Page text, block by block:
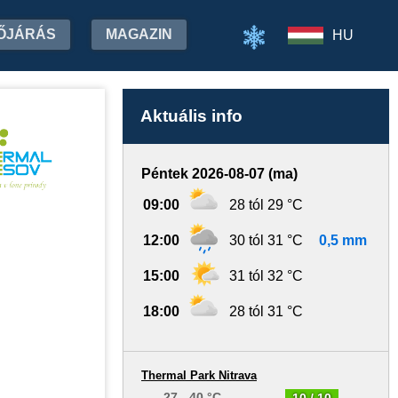
MAGAZIN HU
Aktuális info
Péntek 2026-08-07 (ma)
09:00 28 tól 29 °C
12:00 30 tól 31 °C 0,5 mm
15:00 31 tól 32 °C
18:00 28 tól 31 °C
Thermal Park Nitrava